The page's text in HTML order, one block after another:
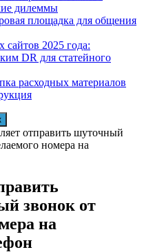
дилеммы
площадка для общения
сайтов 2025 года:
DR для статейного
расходных материалов
отправить шуточный
номера на
звонок от
на